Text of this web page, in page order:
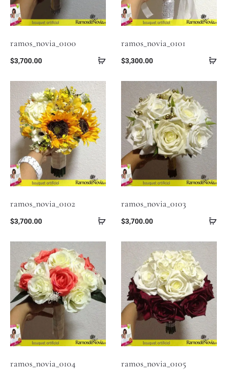
ramos_novia_0100
$3,700.00
ramos_novia_0101
$3,300.00
ramos_novia_0102
$3,700.00
ramos_novia_0103
$3,700.00
ramos_novia_0104 ramos_novia_0105